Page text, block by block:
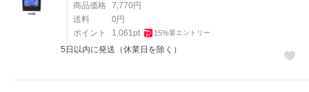
商品価格 7,770 円
送料
0 円
ポイント
1,061pt 15%要エントリー
5日以内に発送（休業日を除く）